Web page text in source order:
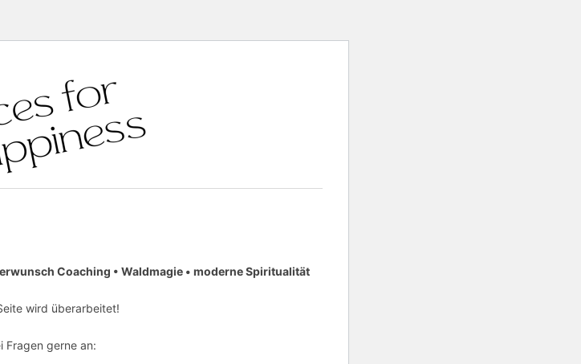
Coaching • Waldmagie • moderne Spiritualität
wird überarbeitet!
Fragen gerne an: